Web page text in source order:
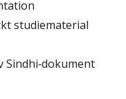
studiematerial
Sindhi‑dokument